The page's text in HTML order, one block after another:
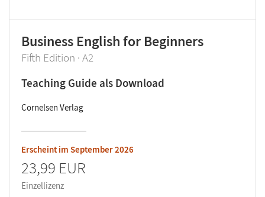
Business English for Beginners
Fifth Edition · A2
Teaching Guide als Download
Cornelsen Verlag
Erscheint im September 2026
23,99 EUR
Einzellizenz